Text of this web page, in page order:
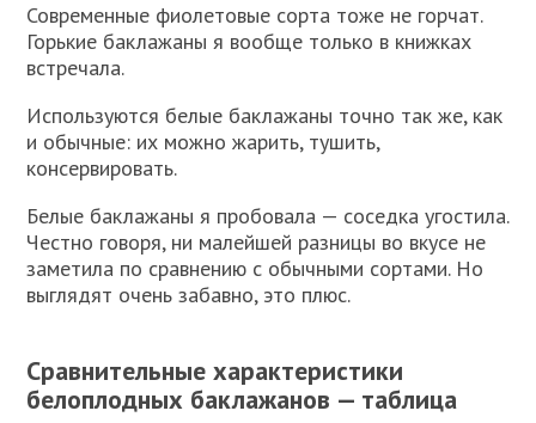
Современные фиолетовые сорта тоже не горчат.
Горькие баклажаны я вообще только в книжках
встречала.
Используются белые баклажаны точно так же, как
и обычные: их можно жарить, тушить,
консервировать.
Белые баклажаны я пробовала — соседка угостила.
Честно говоря, ни малейшей разницы во вкусе не
заметила по сравнению с обычными сортами. Но
выглядят очень забавно, это плюс.
Сравнительные характеристики
белоплодных баклажанов — таблица